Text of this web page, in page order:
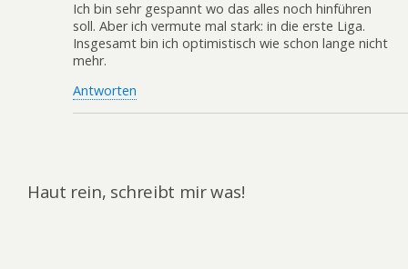
Ich bin sehr gespannt wo das alles noch hinführen
soll. Aber ich vermute mal stark: in die erste Liga.
Insgesamt bin ich optimistisch wie schon lange nicht
mehr.
Antworten
Haut rein, schreibt mir was!